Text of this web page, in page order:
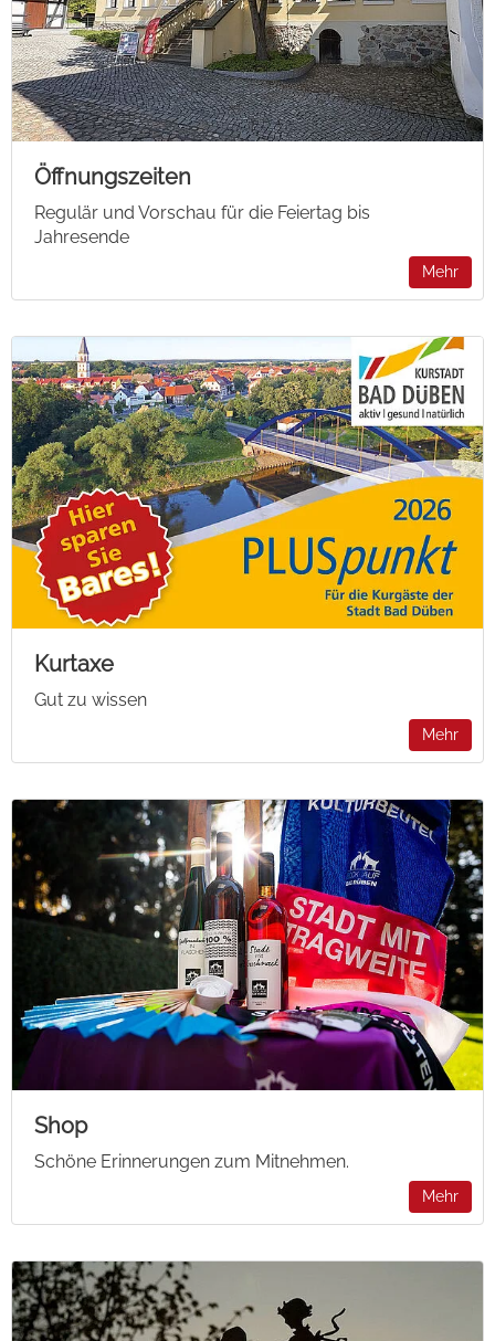
Öffnungszeiten
Regulär und Vorschau für die Feiertag bis
Jahresende
Mehr
Kurtaxe
Gut zu wissen
Mehr
Shop
Schöne Erinnerungen zum Mitnehmen.
Mehr